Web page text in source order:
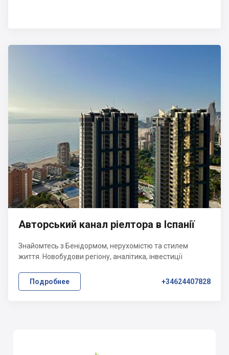
Авторський канал ріелтора в Іспанії
Знайомтесь з Бенідормом, нерухомістю та стилем
життя. Новобудови регіону, аналітика, інвестиції
Подробнее +34624407828